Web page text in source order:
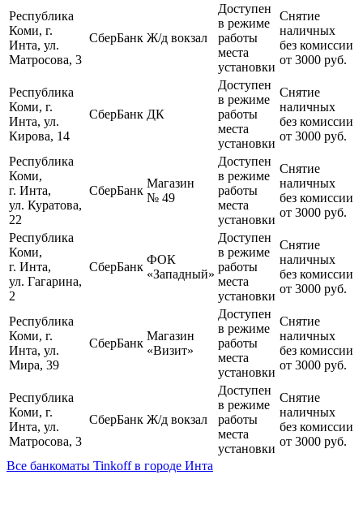
Республика
Коми, г.
Инта, ул.
Матросова, 3
СберБанк Ж/д вокзал
Доступен
в режиме
работы
места
установки
Снятие
наличных
без комиссии
от 3000 руб.
Республика
Коми, г.
Инта, ул.
Кирова, 14
СберБанк ДК
Доступен
в режиме
работы
места
установки
Снятие
наличных
без комиссии
от 3000 руб.
Республика
Коми,
г. Инта,
ул. Куратова,
22
СберБанк
Магазин
№ 49
Доступен
в режиме
работы
места
установки
Снятие
наличных
без комиссии
от 3000 руб.
Республика
Коми,
г. Инта,
ул. Гагарина,
2
СберБанк
ФОК
«Западный»
Доступен
в режиме
работы
места
установки
Снятие
наличных
без комиссии
от 3000 руб.
Республика
Коми, г.
Инта, ул.
Мира, 39
СберБанк
Магазин
«Визит»
Доступен
в режиме
работы
места
установки
Снятие
наличных
без комиссии
от 3000 руб.
Республика
Коми, г.
Инта, ул.
Матросова, 3
СберБанк Ж/д вокзал
Доступен
в режиме
работы
места
установки
Снятие
наличных
без комиссии
от 3000 руб.
Все банкоматы Tinkoff в городе Инта